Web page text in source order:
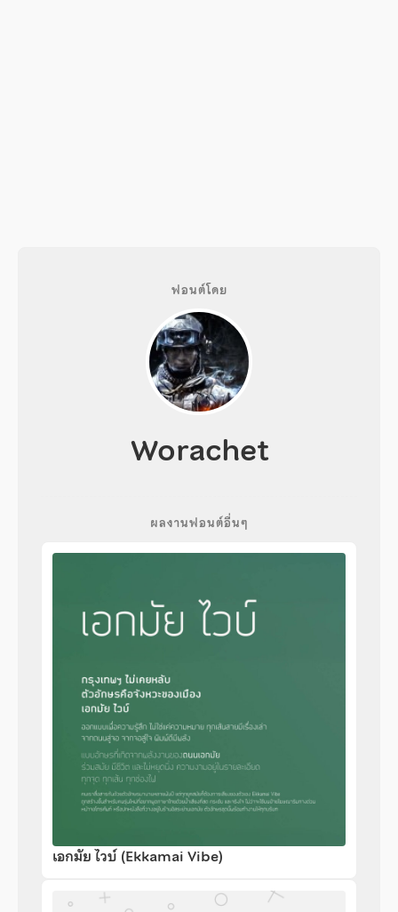
ฟอนต์โดย
Worachet
ผลงานฟอนต์อื่นๆ
เอกมัย ไวบ์ (Ekkamai Vibe)